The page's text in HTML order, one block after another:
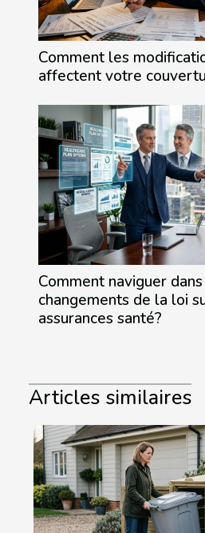
Comment les
affectent votre
Comment naviguer
changements de la loi
assurances santé?
Articles similaires